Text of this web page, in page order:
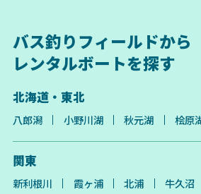
バス釣りフィールドから
レンタルボートを探す
北海道・東北
八郎潟 小野川湖 秋元湖 桧原
関東
新利根川 霞ヶ浦 北浦 牛久沼